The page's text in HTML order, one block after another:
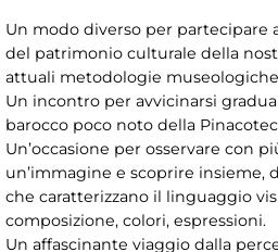
Un modo diverso per partecipare
del patrimonio culturale della
attuali metodologie
Un incontro per avvicinarsi
barocco poco noto della
Un’occasione per osservare con
un’immagine e scoprire insieme,
che caratterizzano il linguaggio
composizione, colori, espressioni.
Un affascinante viaggio dalla